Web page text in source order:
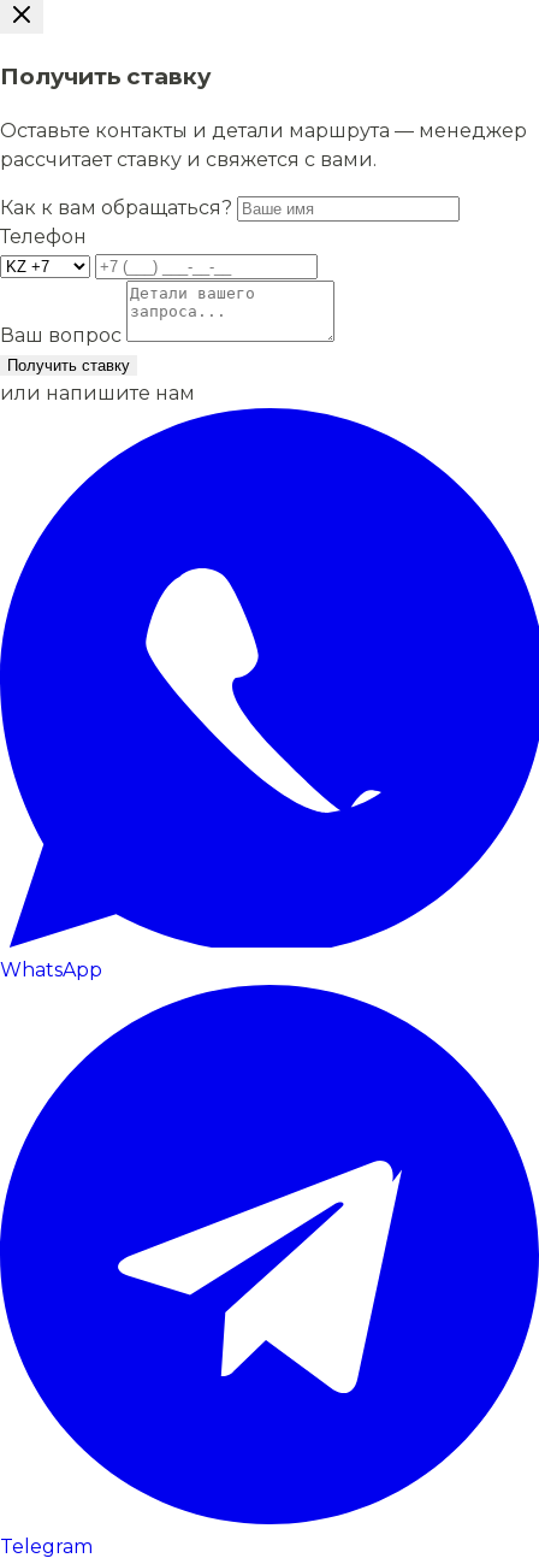
Получить ставку
Оставьте контакты и детали маршрута — менеджер
рассчитает ставку и свяжется с вами.
Как к вам обращаться?
Телефон
Ваш вопрос
Получить ставку
или напишите нам
WhatsApp
Telegram